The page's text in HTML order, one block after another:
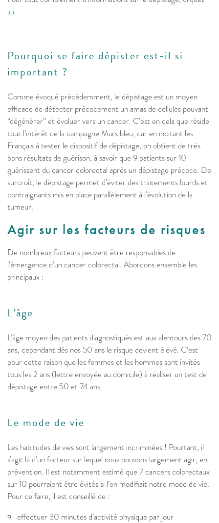
ici.
Pourquoi se faire dépister est-il si
important ?
Comme évoqué précédemment, le dépistage est un moyen
efficace de détecter précocement un amas de cellules pouvant
“dégénérer” et évoluer vers un cancer. C’est en cela que réside
tout l’intérêt de la campagne Mars bleu, car en incitant les
Français à tester le dispositif de dépistage, on obtient de très
bons résultats de guérison, à savoir que 9 patients sur 10
guérissent du cancer colorectal après un dépistage précoce. De
surcroît, le dépistage permet d’éviter des traitements lourds et
contraignants mis en place parallèlement à l’évolution de la
tumeur.
Agir sur les facteurs de risques
De nombreux facteurs peuvent être responsables de
l’émergence d’un cancer colorectal. Abordons ensemble les
principaux :
L’âge
L’âge moyen des patients diagnostiqués est aux alentours des 70
ans, cependant dès nos 50 ans le risque devient élevé. C’est
pour cette raison que les femmes et les hommes sont invités
tous les 2 ans (lettre envoyée au domicile) à réaliser un test de
dépistage entre 50 et 74 ans.
Le mode de vie
Les habitudes de vies sont largement incriminées ! Pourtant, il
s’agit là d’un facteur sur lequel nous pouvons largement agir, en
prévention. Il est notamment estimé que 7 cancers colorectaux
sur 10 pourraient être évités si l’on modifiait notre mode de vie.
Pour ce faire, il est conseillé de :
effectuer 30 minutes d’activité physique par jour